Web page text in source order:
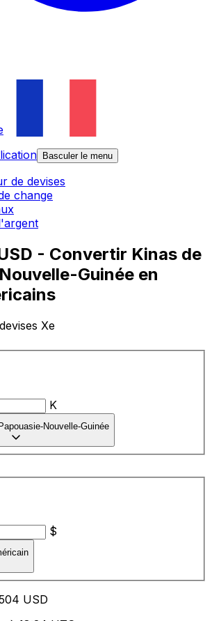
Basculer le menu
de devises
change
- Convertir Kinas de
Guinée en
Xe
K
Nouvelle-Guinée
$
USD